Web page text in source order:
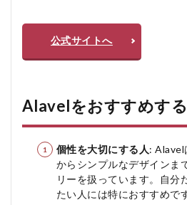
公式サイトへ
Alavelをおすすめす
個性を大切にする人: Alavel
からシンプルなデザインま
リーを扱っています。自分
たい人には特におすすめで